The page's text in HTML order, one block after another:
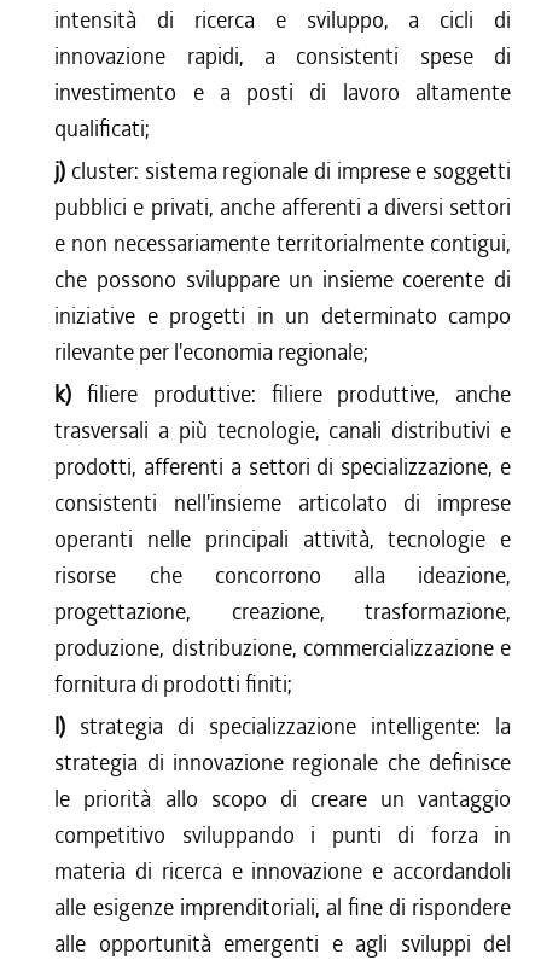
intensità di ricerca e sviluppo, a cicli di
innovazione rapidi, a consistenti spese di
investimento e a posti di lavoro altamente
qualificati;
j) cluster: sistema regionale di imprese e soggetti
pubblici e privati, anche afferenti a diversi settori
e non necessariamente territorialmente contigui,
che possono sviluppare un insieme coerente di
iniziative e progetti in un determinato campo
rilevante per l'economia regionale;
k)filiere produttive: filiere produttive, anche
trasversali a più tecnologie, canali distributivi e
prodotti, afferenti a settori di specializzazione, e
consistenti nell'insieme articolato di imprese
operanti nelle principali attività, tecnologie e
risorse che concorrono alla ideazione,
progettazione, creazione, trasformazione,
produzione, distribuzione, commercializzazione e
fornitura di prodotti finiti;
l) strategia di specializzazione intelligente: la
strategia di innovazione regionale che definisce
le priorità allo scopo di creare un vantaggio
competitivo sviluppando i punti di forza in
materia di ricerca e innovazione e accordandoli
alle esigenze imprenditoriali, al fine di rispondere
alle opportunità emergenti e agli sviluppi del